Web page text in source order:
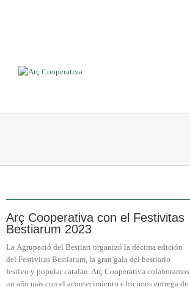
Arç Cooperativa con el Festivitas
Bestiarum 2023
La Agrupació del Bestiari organizó la décima edición
del Festivitas Bestiarum, la gran gala del bestiario
festivo y popular catalán. Arç Cooperativa colaboramos
un año más con el acontecimiento e hicimos entrega de